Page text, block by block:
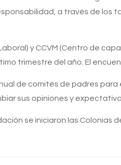
a través de los
y CCVM (Centro de
trimestre del año. El
de comités de padres
sus opiniones y
se iniciaron las